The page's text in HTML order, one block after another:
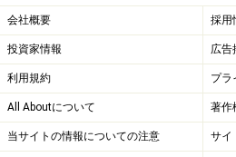
事をしてくれていたので、なん
きなくなりました。何ごとも起
係は可もなく不可もなくという
ってみるとこの先のことも考えて
ことが起こったときこそ、人の
会社概要 採用
投資家情報 広告
利用規約 プラ
All Aboutについて 著作
当サイトの情報についての注意 サイ